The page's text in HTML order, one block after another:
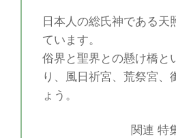
日本人の総氏神である
ています。
俗界と聖界との懸け橋と
り、風日祈宮、荒祭宮、
ょう。
関連 特